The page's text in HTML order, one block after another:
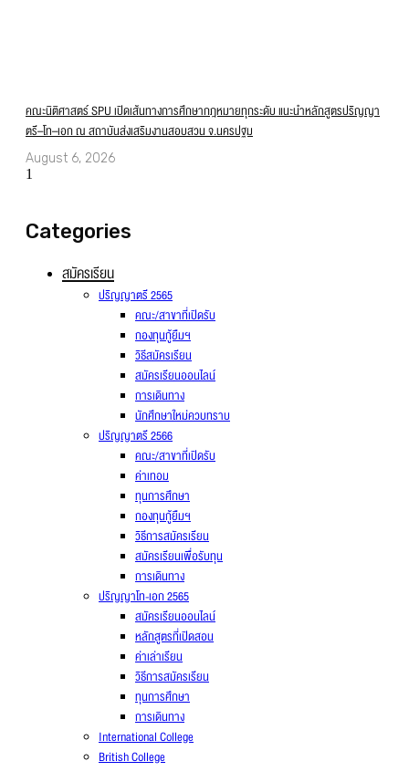
คณะนิติศาสตร์ SPU เปิดเส้นทางการศึกษากฎหมายทุกระดับ แนะนำหลักสูตรปริญญา
ตรี–โท–เอก ณ สถาบันส่งเสริมงานสอบสวน จ.นครปฐม
August 6, 2026
Categories
สมัครเรียน
ปริญญาตรี 2565
คณะ/สาขาที่เปิดรับ
กองทุนกู้ยืมฯ
วิธีสมัครเรียน
สมัครเรียนออนไลน์
การเดินทาง
นักศึกษาใหม่ควบทราบ
ปริญญาตรี 2566
คณะ/สาขาที่เปิดรับ
ค่าเทอม
ทุนการศึกษา
กองทุนกู้ยืมฯ
วิธีการสมัครเรียน
สมัครเรียนเพื่อรับทุน
การเดินทาง
ปริญญาโท-เอก 2565
สมัครเรียนออนไลน์
หลักสูตรที่เปิดสอน
ค่าเล่าเรียน
วิธีการสมัครเรียน
ทุนการศึกษา
การเดินทาง
International College
British College